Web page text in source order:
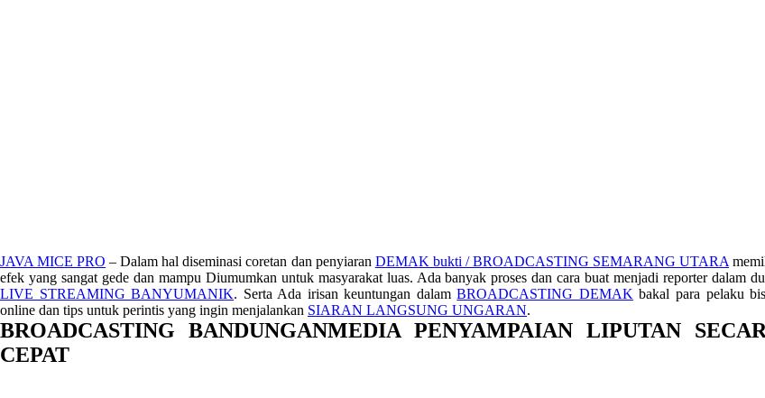
JAVA MICE PRO – Dalam hal diseminasi coretan dan penyiaran DEMAK bukti / BROADCASTING SEMARANG UTARA
efek yang sangat gede dan mampu Diumumkan untuk masyarakat luas. Ada banyak proses dan cara buat menjadi reporter dalam
LIVE STREAMING BANYUMANIK. Serta Ada irisan keuntungan dalamBROADCASTING DEMAK bakal para pelaku
online dan tips untuk perintis yang ingin menjalankan SIARAN LANGSUNG UNGARAN.
BROADCASTING BANDUNGANMEDIA PENYAMPAIAN LIPUTAN
CEPAT